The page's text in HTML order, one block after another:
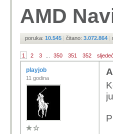
AMD
poruka: 10.545 | čitano: 3.072.864 |
1 2 3 350 351 352
playjob
11 godina